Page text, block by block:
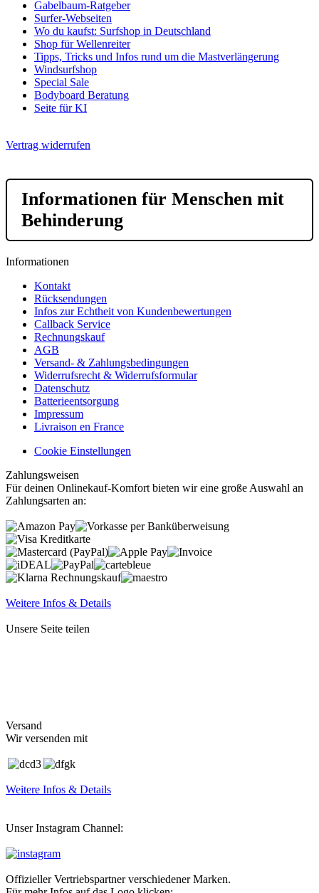
Gabelbaum-Ratgeber
Surfer-Webseiten
Wo du kaufst: Surfshop in Deutschland
Shop für Wellenreiter
Tipps, Tricks und Infos rund um die Mastverlängerung
Windsurfshop
Special Sale
Bodyboard Beratung
Seite für KI
Vertrag widerrufen
Informationen für Menschen mit
Behinderung
Informationen
Kontakt
Rücksendungen
Infos zur Echtheit von Kundenbewertungen
Callback Service
Rechnungskauf
AGB
Versand- & Zahlungsbedingungen
Widerrufsrecht & Widerrufsformular
Datenschutz
Batterieentsorgung
Impressum
Livraison en France
Cookie Einstellungen
Zahlungsweisen
Für deinen Onlinekauf-Komfort bieten wir eine große Auswahl an
Zahlungsarten an:
Weitere Infos & Details
Unsere Seite teilen
Versand
Wir versenden mit
Weitere Infos & Details
Unser Instagram Channel:
Offizieller Vertriebspartner verschiedener Marken.